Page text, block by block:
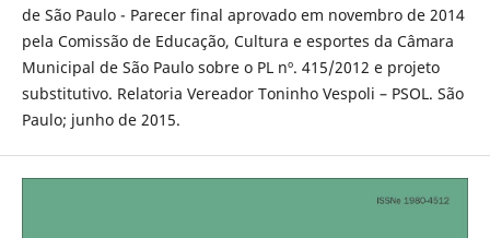
de São Paulo - Parecer final aprovado em novembro de 2014
pela Comissão de Educação, Cultura e esportes da Câmara
Municipal de São Paulo sobre o PL nº. 415/2012 e projeto
substitutivo. Relatoria Vereador Toninho Vespoli – PSOL. São
Paulo; junho de 2015.